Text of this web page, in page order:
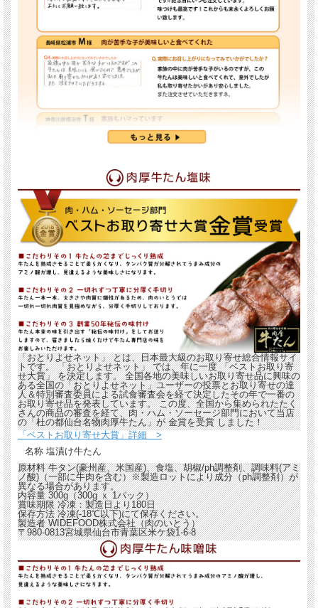
「おとりよせネット」とは、日本最大級のお取り寄せ総合情報サイ
トです。「おとりよせネット」では、年に一度「ベストお取り寄
せ大賞」を決定します。 全国各地の美味しいお取り寄せ品に興味の
ある全国の「おとりよせネット」ユーザーの投票とお取り寄せの達
人＆特別審査委員による試食審査会を経て決定したその年で一番の
お取り寄せ品を発表しています。 この度、全国から集められたたく
さんの商品の審査を経て、肉・ハム・ソーセージ部門において当店
の「杜の都仙台名物肉厚牛たん」が金賞を受賞しました！
「ベストお取り寄せ大賞」詳細 >
名称 塩漬け牛たん
原材料 牛タン(豪州産、米国産)、食塩、胡椒/ph調整剤、調味料(アミ
ノ酸)（一部に牛肉を含む）※製造ロットにより成分（ph調整剤）が
異なる場合があります。
内容量 300g（300g ｘ 1パック）
賞味期限 冷凍：製造日より180日
保存方法 冷凍(-18℃以下)にて保存ください。
製造者 WIDEFOOD株式会社（肉のいとう）
〒980-0813宮城県仙台市青葉区米ケ袋1-6-8